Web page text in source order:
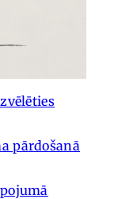
pārdošanā